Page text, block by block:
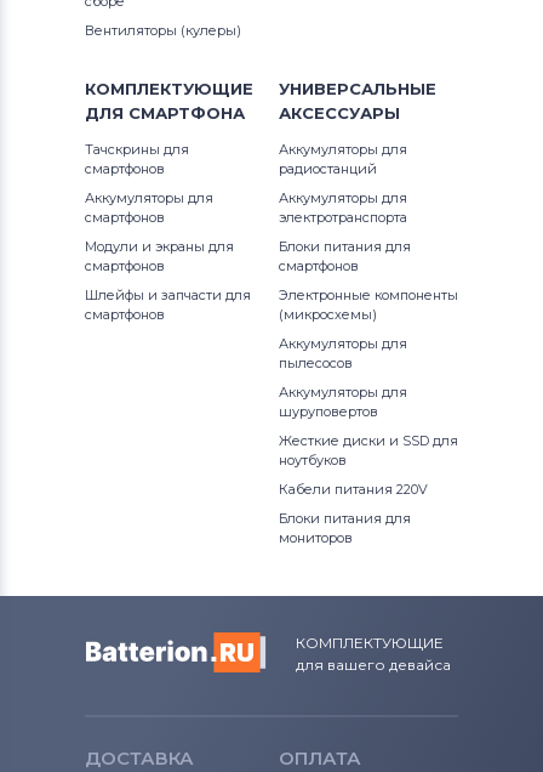
Вентиляторы (кулеры)
КОМПЛЕКТУЮЩИЕ
ДЛЯ СМАРТФОНА
Тачскрины для
смартфонов
Аккумуляторы для
смартфонов
Модули и экраны для
смартфонов
Шлейфы и запчасти для
смартфонов
УНИВЕРСАЛЬНЫЕ
АКСЕССУАРЫ
Аккумуляторы для
радиостанций
Аккумуляторы для
электротранспорта
Блоки питания для
смартфонов
Электронные компоненты
(микросхемы)
Аккумуляторы для
пылесосов
Аккумуляторы для
шуруповертов
Жесткие диски и SSD для
ноутбуков
Кабели питания 220V
Блоки питания для
мониторов
КОМПЛЕКТУЮЩИЕ
для вашего девайса
ДОСТАВКА
ОПЛАТА